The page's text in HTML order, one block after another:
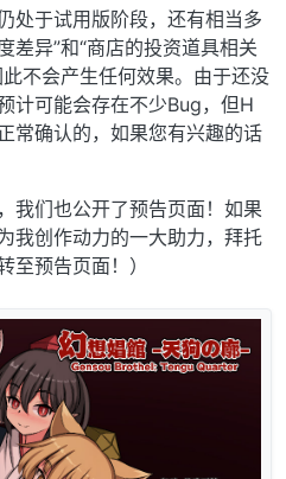
处于试用版阶段，还有相当多
异”和“商店的投资道具相关
不会产生任何效果。由于还没
计可能会存在不少Bug，但H
常确认的，如果您有兴趣的话
我们也公开了预告页面！如果
我创作动力的一大助力，拜托
至预告页面！）